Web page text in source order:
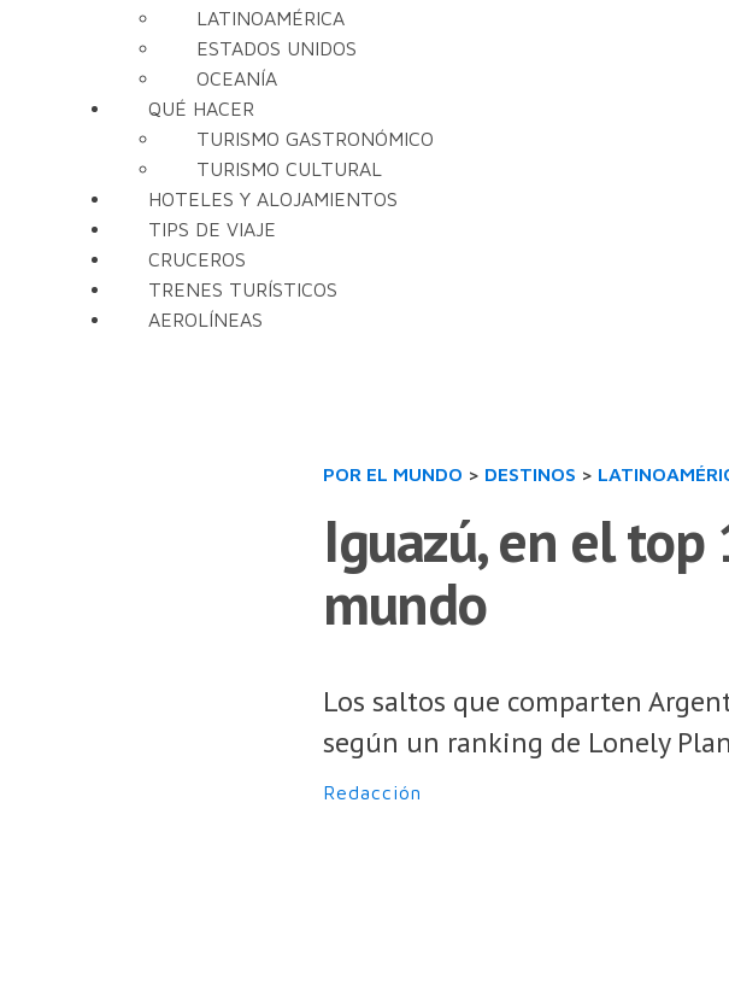
LATINOAMÉRICA
ESTADOS UNIDOS
OCEANÍA
QUÉ HACER
TURISMO GASTRONÓMICO
TURISMO CULTURAL
HOTELES Y ALOJAMIENTOS
TIPS DE VIAJE
CRUCEROS
TRENES TURÍSTICOS
AEROLÍNEAS
POR EL MUNDO > DESTINOS >
Iguazú, en el
mundo
Los saltos que comparten
según un ranking de Lonely
Redacción